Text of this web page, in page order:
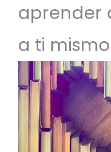
aprender
a ti mismo